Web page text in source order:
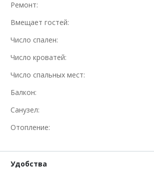
Ремонт:
Вмещает гостей:
Число спален:
Число кроватей:
Число спальных мест:
Балкон:
Санузел:
Отопление:
Удобства